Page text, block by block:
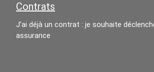
Contrats
J’ai déjà un contrat : je souhaite
assurance